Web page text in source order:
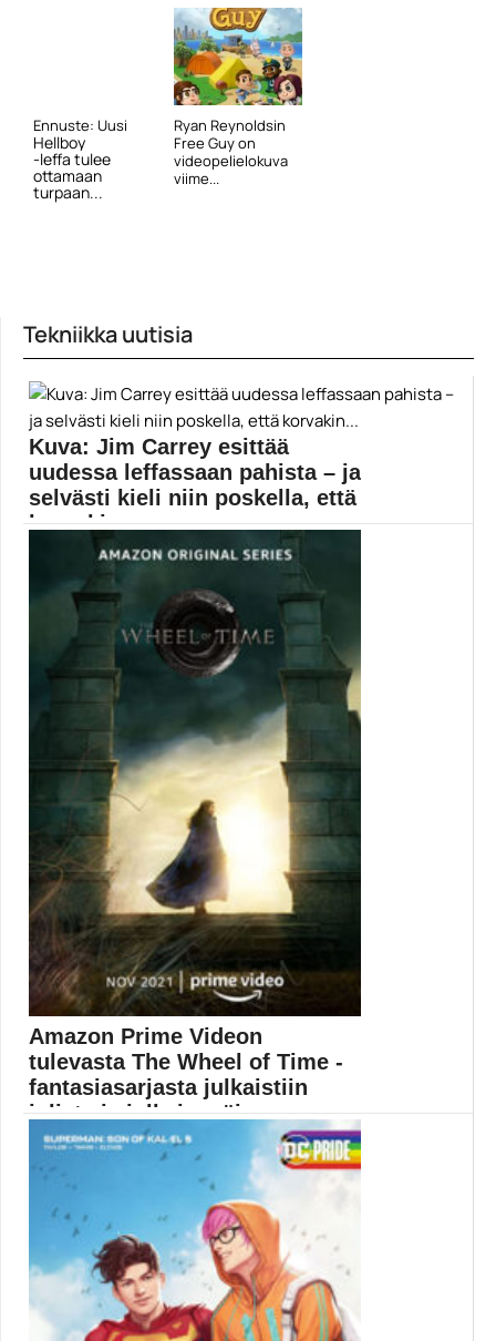
Ennuste: Uusi
Hellboy
-leffa tulee
ottamaan
turpaan...
Ryan Reynoldsin
Free Guy on
videopelielokuva
viime...
Tekniikka uutisia
Kuva: Jim Carrey esittää
uudessa leffassaan pahista – ja
selvästi kieli niin poskella, että
korvakin...
Segan legendaarisesta Sonic-siilistä on tehty hahmon
iästä huolimatta...
elokuvajulisteet
Amazon Prime Videon
tulevasta The Wheel of Time -
fantasiasarjasta julkaistiin
juliste ja julkaisupäi...
The Wheel of Time -sarja alkaa Amazon Prime...